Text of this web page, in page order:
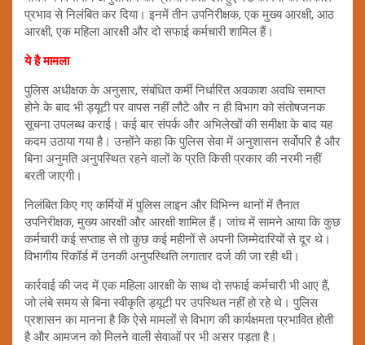
प्रभाव से निलंबित कर दिया। इनमें तीन उपनिरीक्षक, एक मुख्य आरक्षी, आठ
आरक्षी, एक महिला आरक्षी और दो सफाई कर्मचारी शामिल हैं।
ये है मामला
पुलिस अधीक्षक के अनुसार, संबंधित कर्मी निर्धारित अवकाश अवधि समाप्त
होने के बाद भी ड्यूटी पर वापस नहीं लौटे और न ही विभाग को संतोषजनक
सूचना उपलब्ध कराई। कई बार संपर्क और अभिलेखों की समीक्षा के बाद यह
कदम उठाया गया है। उन्होंने कहा कि पुलिस सेवा में अनुशासन सर्वोपरि है और
बिना अनुमति अनुपस्थित रहने वालों के प्रति किसी प्रकार की नरमी नहीं
बरती जाएगी।
निलंबित किए गए कर्मियों में पुलिस लाइन और विभिन्न थानों में तैनात
उपनिरीक्षक, मुख्य आरक्षी और आरक्षी शामिल हैं। जांच में सामने आया कि कुछ
कर्मचारी कई सप्ताह से तो कुछ कई महीनों से अपनी जिम्मेदारियों से दूर थे।
विभागीय रिकॉर्ड में उनकी अनुपस्थिति लगातार दर्ज की जा रही थी।
कार्रवाई की जद में एक महिला आरक्षी के साथ दो सफाई कर्मचारी भी आए हैं,
जो लंबे समय से बिना स्वीकृति ड्यूटी पर उपस्थित नहीं हो रहे थे। पुलिस
प्रशासन का मानना है कि ऐसे मामलों से विभाग की कार्यक्षमता प्रभावित होती
है और आमजन को मिलने वाली सेवाओं पर भी असर पड़ता है।